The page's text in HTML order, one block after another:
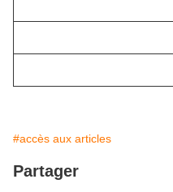
#accès aux articles
Partager